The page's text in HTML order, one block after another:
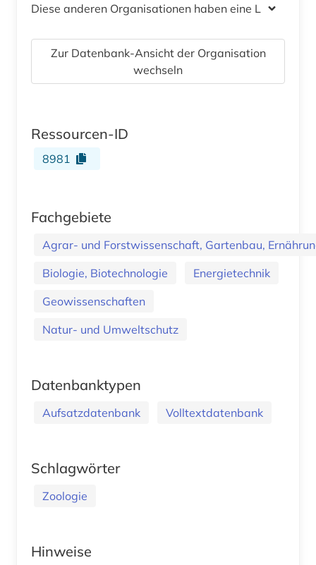
Diese anderen Organisationen haben eine Lizenz
Zur Datenbank-Ansicht der Organisation
wechseln
Ressourcen-ID
8981
Fachgebiete
Agrar- und Forstwissenschaft, Gartenbau,
Biologie, Biotechnologie
Energietechnik
Geowissenschaften
Natur- und Umweltschutz
Datenbanktypen
Aufsatzdatenbank Volltextdatenbank
Schlagwörter
Zoologie
Hinweise